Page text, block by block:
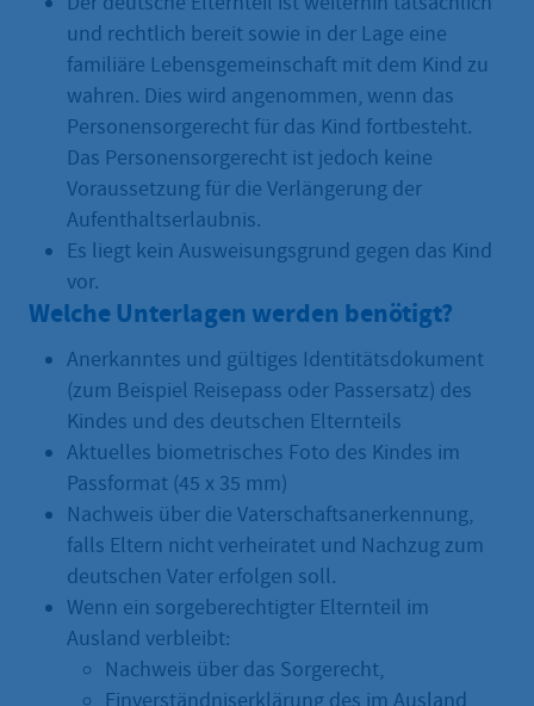
und rechtlich bereit sowie in der Lage eine
familiäre Lebensgemeinschaft mit dem Kind zu
wahren. Dies wird angenommen, wenn das
Personensorgerecht für das Kind fortbesteht.
Das Personensorgerecht ist jedoch keine
Voraussetzung für die Verlängerung der
Aufenthaltserlaubnis.
Es liegt kein Ausweisungsgrund gegen das Kind
vor.
Welche Unterlagen werden benötigt?
Anerkanntes und gültiges Identitätsdokument
(zum Beispiel Reisepass oder Passersatz) des
Kindes und des deutschen Elternteils
Aktuelles biometrisches Foto des Kindes im
Passformat (45 x 35 mm)
Nachweis über die Vaterschaftsanerkennung,
falls Eltern nicht verheiratet und Nachzug zum
deutschen Vater erfolgen soll.
Wenn ein sorgeberechtigter Elternteil im
Ausland verbleibt:
Nachweis über das Sorgerecht,